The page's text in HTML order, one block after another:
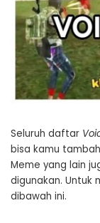
Seluruh daftar
bisa kamu
Meme yang lain
digunakan. Untuk
dibawah ini.